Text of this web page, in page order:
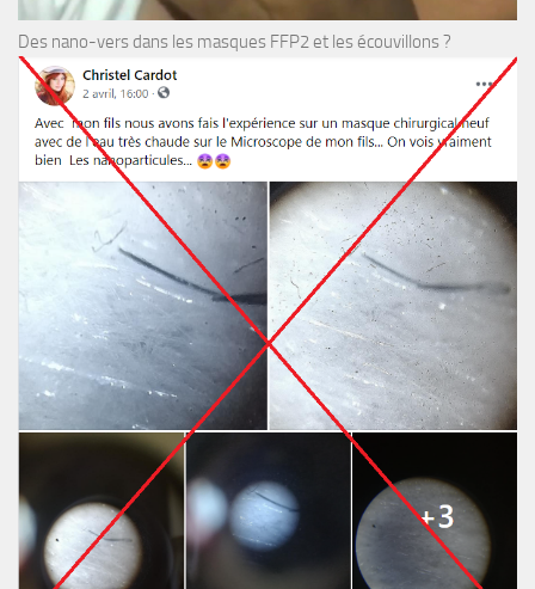
Des nano-vers dans les masques FFP2 et les écouvillons ?